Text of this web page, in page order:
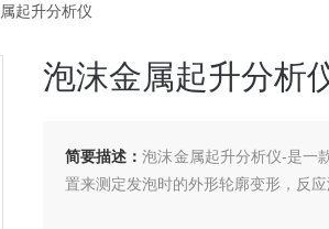
起升分析仪
泡沫金属起升分析
简要描述：泡沫金属起升分析仪-是一
置来测定发泡时的外形轮廓变形，反